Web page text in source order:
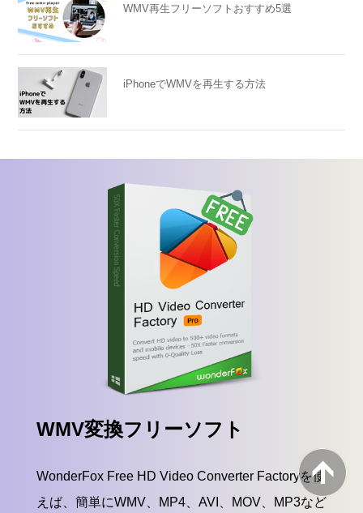
WMV再生フリーソフトおすすめ5選
iPhoneでWMVを再生する方法
WMV変換フリーソフト
WonderFox Free HD Video Converter Factoryを使
えば、簡単にWMV、MP4、AVI、MOV、MP3など